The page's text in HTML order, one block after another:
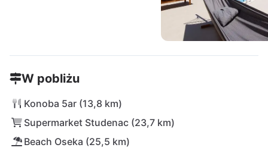
W pobliżu
Konoba 5ar (13,8 km)
Supermarket Studenac (23,7 km)
Beach Oseka (25,5 km)